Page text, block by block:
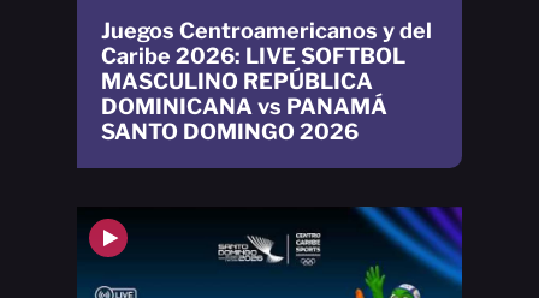
Juegos Centroamericanos y del
Caribe 2026: LIVE SOFTBOL
MASCULINO REPÚBLICA
DOMINICANA vs PANAMÁ
SANTO DOMINGO 2026